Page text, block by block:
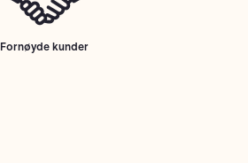
Fornøyde kunder